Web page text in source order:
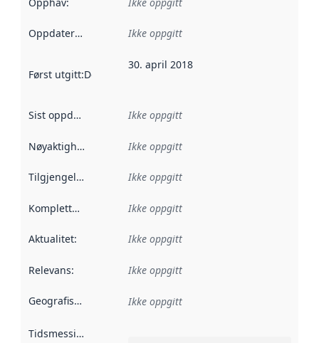
Oppdateringsfrekvens :
Ikke oppgitt
Først utgitt:Denne datoen sier når dataene i dette
30. april 2018
Sist oppdatert Ikke oppgitt
Nøyaktighet Ikke oppgitt
Tilgjengelighet Ikke oppgitt
Kompletthet Ikke oppgitt
Aktualitet: Ikke oppgitt
Relevans: Ikke oppgitt
Geografisk avgrensning :
Ikke oppgitt
Tidsmessig avgrensning